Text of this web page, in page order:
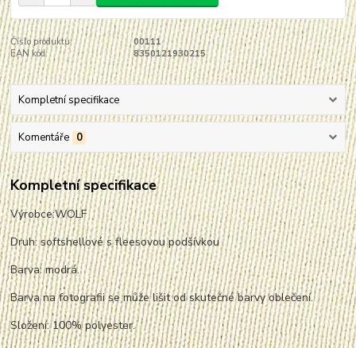
Číslo produktu:
00111
EAN kód:
8350121930215
Kompletní specifikace
Komentáře 0
Kompletní specifikace
Výrobce:WOLF
Druh: softshellové s fleesovou podšívkou
Barva: modrá.
Barva na fotografii se může lišit od skutečné barvy oblečení.
Složení: 100% polyester.